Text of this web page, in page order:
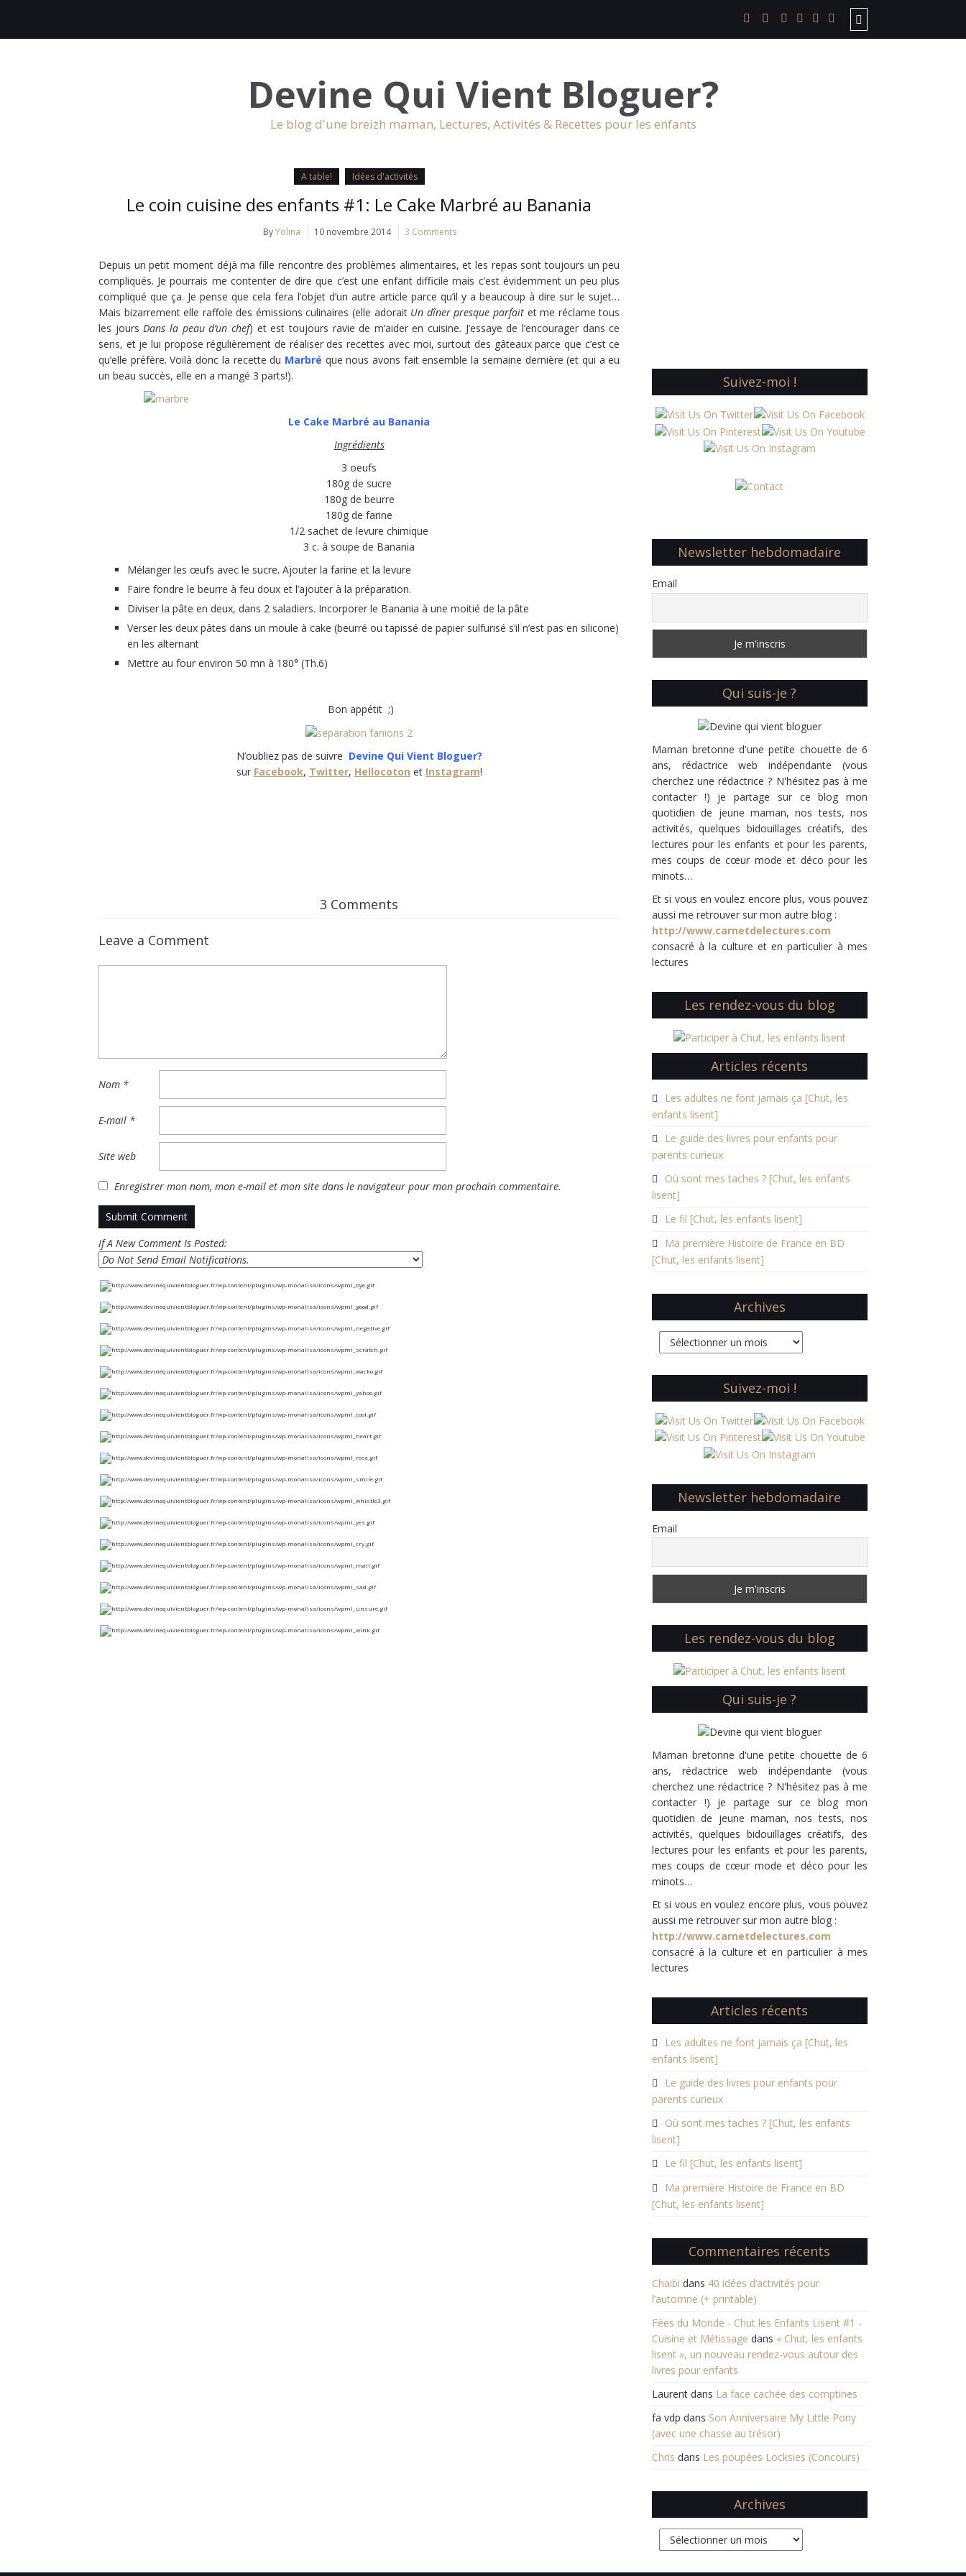
Devine Qui Vient Bloguer?
Le blog d'une breizh maman, Lectures, Activités & Recettes pour les enfants
A table! Idées d'activités
Le coin cuisine des enfants #1: Le Cake Marbré au Banania
ByYolina 10 novembre 2014 3 Comments
Depuis un petit moment déjà ma fille rencontre des problèmes alimentaires, et les repas sont toujours un peu
compliqués. Je pourrais me contenter de dire que c’est une enfant difficile mais c’est évidemment un peu plus
compliqué que ça. Je pense que cela fera l’objet d’un autre article parce qu’il y a beaucoup à dire sur le sujet…
Mais bizarrement elle raffole des émissions culinaires (elle adorait Un dîner presque parfait et me réclame tous
les joursDans la peau d’un chef) et est toujours ravie de m’aider en cuisine. J’essaye de l’encourager dans ce
sens, et je lui propose régulièrement de réaliser des recettes avec moi, surtout des gâteaux parce que c’est ce
qu’elle préfère. Voilà donc la recette du Marbré que nous avons fait ensemble la semaine dernière (et qui a eu
un beau succès, elle en a mangé 3 parts!).
Le Cake Marbré au Banania
Ingrédients
3 oeufs
180g de sucre
180g de beurre
180g de farine
1/2 sachet de levure chimique
3 c. à soupe de Banania
Mélanger les œufs avec le sucre. Ajouter la farine et la levure
Faire fondre le beurre à feu doux et l’ajouter à la préparation.
Diviser la pâte en deux, dans 2 saladiers. Incorporer le Banania à une moitié de la pâte
Verser les deux pâtes dans un moule à cake (beurré ou tapissé de papier sulfurisé s’il n’est pas en silicone)
en les alternant
Mettre au four environ 50 mn à 180° (Th.6)
Bon appétit ;)
N’oubliez pas de suivre Devine Qui Vient Bloguer?
sur Facebook, Twitter, Hellocoton et Instagram!
3 Comments
Leave a Comment
Nom *
E-mail *
Site web
Enregistrer mon nom, mon e-mail et mon site dans le navigateur pour mon prochain commentaire.
If A New Comment Is Posted:
Suivez-moi !
Newsletter hebdomadaire
Email
Qui suis-je ?
Maman bretonne d'une petite chouette de 6
ans, rédactrice web indépendante (vous
cherchez une rédactrice ? N'hésitez pas à me
contacter !) je partage sur ce blog mon
quotidien de jeune maman, nos tests, nos
activités, quelques bidouillages créatifs, des
lectures pour les enfants et pour les parents,
mes coups de cœur mode et déco pour les
minots…
Et si vous en voulez encore plus, vous pouvez
aussi me retrouver sur mon autre blog :
http://www.carnetdelectures.com
consacré à la culture et en particulier à mes
lectures
Les rendez-vous du blog
Articles récents
Les adultes ne font jamais ça [Chut, les
enfants lisent]
Le guide des livres pour enfants pour
parents curieux
Où sont mes taches ? [Chut, les enfants
lisent]
Le fil [Chut, les enfants lisent]
Ma première Histoire de France en BD
[Chut, les enfants lisent]
Archives
Archives
Suivez-moi !
Newsletter hebdomadaire
Email
Les rendez-vous du blog
Qui suis-je ?
Maman bretonne d'une petite chouette de 6
ans, rédactrice web indépendante (vous
cherchez une rédactrice ? N'hésitez pas à me
contacter !) je partage sur ce blog mon
quotidien de jeune maman, nos tests, nos
activités, quelques bidouillages créatifs, des
lectures pour les enfants et pour les parents,
mes coups de cœur mode et déco pour les
minots…
Et si vous en voulez encore plus, vous pouvez
aussi me retrouver sur mon autre blog :
http://www.carnetdelectures.com
consacré à la culture et en particulier à mes
lectures
Articles récents
Les adultes ne font jamais ça [Chut, les
enfants lisent]
Le guide des livres pour enfants pour
parents curieux
Où sont mes taches ? [Chut, les enfants
lisent]
Le fil [Chut, les enfants lisent]
Ma première Histoire de France en BD
[Chut, les enfants lisent]
Commentaires récents
Chaibi dans 40 idées d’activités pour
l’automne (+ printable)
Fées du Monde - Chut les Enfants Lisent #1 -
Cuisine et Métissage dans « Chut, les enfants
lisent », un nouveau rendez-vous autour des
livres pour enfants
Laurentdans La face cachée des comptines
fa vdp dans Son Anniversaire My Little Pony
(avec une chasse au trésor)
Chris dans Les poupées Locksies (Concours)
Archives
Archives